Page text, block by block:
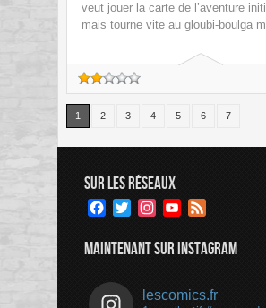
veut jouer la carte de l’aventure
mais tourne vite au gloubi-boulga
1 2 3 4 5 6 7
SUR LES RÉSEAUX
Facebook
TwitterInstagramYouTube
MAINTENANT SUR INSTAGRAM
lescomics.fr